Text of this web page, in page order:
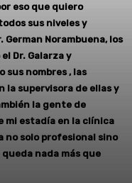
eso que quiero
sus niveles y
Norambuena, los
Dr. Galarza y
sus nombres , las
la supervisora de ellas y
la gente de
mi estadía en la clínica
no solo profesional sino
nada más que